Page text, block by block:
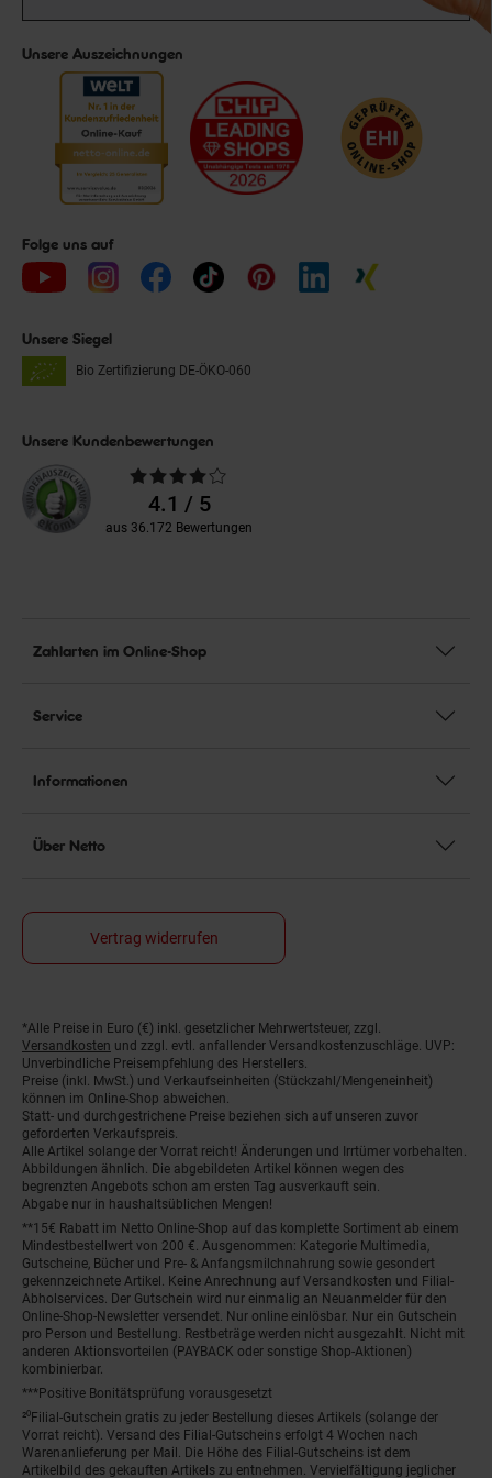
Unsere Auszeichnungen
Folge uns auf
Unsere Siegel
Bio Zertifizierung DE-ÖKO-060
Unsere Kundenbewertungen
Durchschnittliche
Bewertungen4.1 / 5
aus 36.172 Bewertungen
Zahlarten im Online-Shop
Service
Informationen
Über Netto
Vertrag widerrufen
Fußnoten
*Alle Preise in Euro (€) inkl. gesetzlicher Mehrwertsteuer, zzgl.
Versandkosten und zzgl. evtl. anfallender Versandkostenzuschläge. UVP:
Unverbindliche Preisempfehlung des Herstellers.
Preise (inkl. MwSt.) und Verkaufseinheiten (Stückzahl/Mengeneinheit)
können im Online-Shop abweichen.
Statt- und durchgestrichene Preise beziehen sich auf unseren zuvor
geforderten Verkaufspreis.
Alle Artikel solange der Vorrat reicht! Änderungen und Irrtümer vorbehalten.
Abbildungen ähnlich. Die abgebildeten Artikel können wegen des
begrenzten Angebots schon am ersten Tag ausverkauft sein.
Abgabe nur in haushaltsüblichen Mengen!
**15€ Rabatt im Netto Online-Shop auf das komplette Sortiment ab einem
Mindestbestellwert von 200 €. Ausgenommen: Kategorie Multimedia,
Gutscheine, Bücher und Pre- & Anfangsmilchnahrung sowie gesondert
gekennzeichnete Artikel. Keine Anrechnung auf Versandkosten und Filial-
Abholservices. Der Gutschein wird nur einmalig an Neuanmelder für den
Online-Shop-Newsletter versendet. Nur online einlösbar. Nur ein Gutschein
pro Person und Bestellung. Restbeträge werden nicht ausgezahlt. Nicht mit
anderen Aktionsvorteilen (PAYBACK oder sonstige Shop-Aktionen)
kombinierbar.
***Positive Bonitätsprüfung vorausgesetzt
²⁰Filial-Gutschein gratis zu jeder Bestellung dieses Artikels (solange der
Vorrat reicht). Versand des Filial-Gutscheins erfolgt 4 Wochen nach
Warenanlieferung per Mail. Die Höhe des Filial-Gutscheins ist dem
Artikelbild des gekauften Artikels zu entnehmen. Vervielfältigung jeglicher